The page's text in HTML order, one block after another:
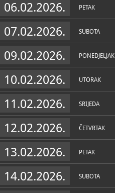
06.02.2026. PETAK
07.02.2026. SUBOTA
09.02.2026. PONEDJELJAK
10.02.2026. UTORAK
11.02.2026. SRIJEDA
12.02.2026. ČETVRTAK
13.02.2026. PETAK
14.02.2026. SUBOTA
OPĆI PODACI